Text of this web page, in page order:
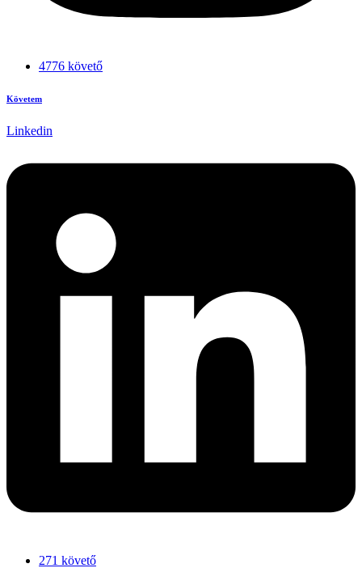
4776 követő
Követem
Linkedin
271 követő